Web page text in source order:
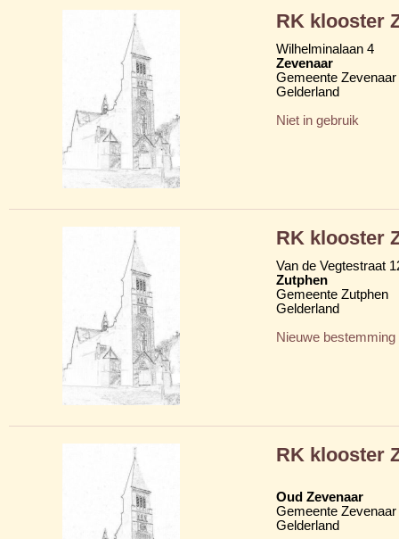
RK klooster
Wilhelminalaan 4
Zevenaar
Gemeente Zevenaar
Gelderland
Niet in gebruik
RK klooster
Van de Vegtestraat
Zutphen
Gemeente Zutphen
Gelderland
Nieuwe bestemming
RK klooster
Oud Zevenaar
Gemeente Zevenaar
Gelderland